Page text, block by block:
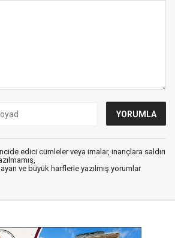
edici cümleler veya imalar, inançlara saldırı
ve büyük harflerle yazılmış yorumlar